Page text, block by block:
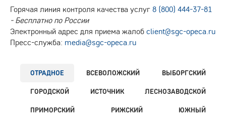
Горячая линия контроля качества услуг 8 (800) 444-37-81
- Бесплатно по России
Электронный адрес для приема жалоб client@sgc-opeca.ru
Пресс-служба: media@sgc-opeca.ru
ОТРАДНОЕ ВСЕВОЛОЖСКИЙ ВЫБОРГСКИЙ
ГОРОДСКОЙ ИСТОЧНИК ЛЕСНОЗАВОДСКОЙ
ПРИМОРСКИЙ РИЖСКИЙ ЮЖНЫЙ